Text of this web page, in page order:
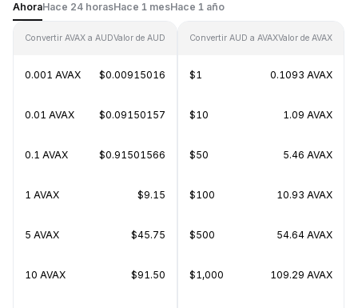
AhoraHace 24 horasHace 1 mesHace 1 año
Convertir AVAX a AUDValor de AUD
0.001 AVAX $0.00915016
0.01 AVAX $0.09150157
0.1 AVAX $0.91501566
1 AVAX $9.15
5 AVAX $45.75
10 AVAX $91.50
Convertir AUD a AVAXValor de AVAX
$1 0.1093 AVAX
$10 1.09 AVAX
$50 5.46 AVAX
$100 10.93 AVAX
$500 54.64 AVAX
$1,000 109.29 AVAX